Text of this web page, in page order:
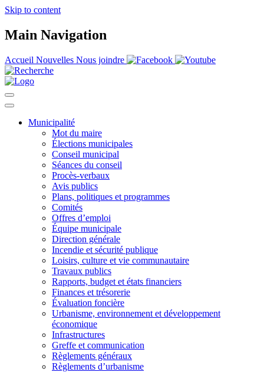
Skip to content
Main Navigation
Accueil Nouvelles Nous joindre
Municipalité
Mot du maire
Élections municipales
Conseil municipal
Séances du conseil
Procès-verbaux
Avis publics
Plans, politiques et programmes
Comités
Offres d’emploi
Équipe municipale
Direction générale
Incendie et sécurité publique
Loisirs, culture et vie communautaire
Travaux publics
Rapports, budget et états financiers
Finances et trésorerie
Évaluation foncière
Urbanisme, environnement et développement
économique
Infrastructures
Greffe et communication
Règlements généraux
Règlements d’urbanisme